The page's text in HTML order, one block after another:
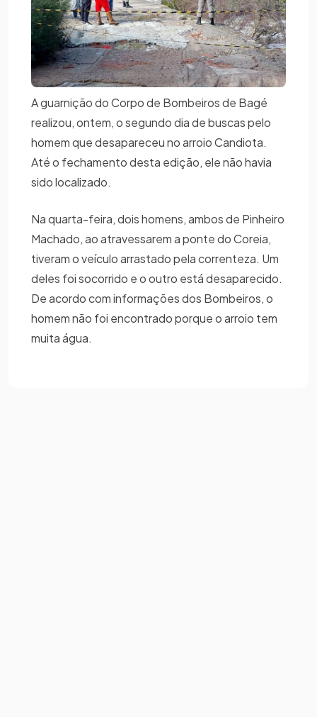
A guarnição do Corpo de Bombeiros de Bagé
realizou, ontem, o segundo dia de buscas pelo
homem que desapareceu no arroio Candiota.
Até o fechamento desta edição, ele não havia
sido localizado.
Na quarta-feira, dois homens, ambos de Pinheiro
Machado, ao atravessarem a ponte do Coreia,
tiveram o veículo arrastado pela correnteza. Um
deles foi socorrido e o outro está desaparecido.
De acordo com informações dos Bombeiros, o
homem não foi encontrado porque o arroio tem
muita água.